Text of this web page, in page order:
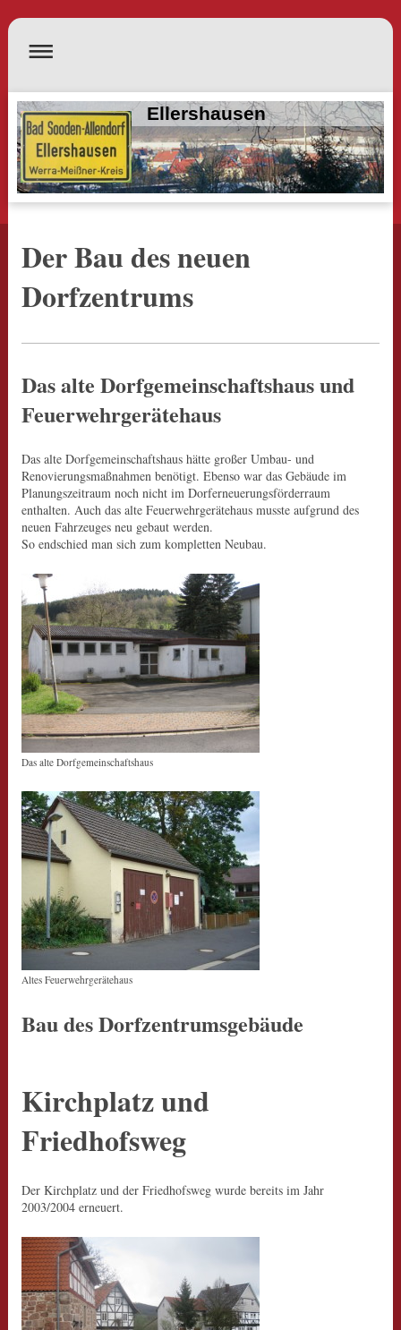
Ellershausen
Der Bau des neuen
Dorfzentrums
Das alte Dorfgemeinschaftshaus und
Feuerwehrgerätehaus
Das alte Dorfgemeinschaftshaus hätte großer Umbau- und
Renovierungsmaßnahmen benötigt. Ebenso war das Gebäude im
Planungszeitraum noch nicht im Dorferneuerungsförderraum
enthalten. Auch das alte Feuerwehrgerätehaus musste aufgrund des
neuen Fahrzeuges neu gebaut werden.
So endschied man sich zum kompletten Neubau.
Das alte Dorfgemeinschaftshaus
Altes Feuerwehrgerätehaus
Bau des Dorfzentrumsgebäude
Kirchplatz und
Friedhofsweg
Der Kirchplatz und der Friedhofsweg wurde bereits im Jahr
2003/2004 erneuert.